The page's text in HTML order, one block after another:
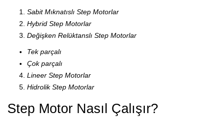
Sabit Mıknatıslı Step Motorlar
Hybrid Step Motorlar
Değişken Relüktanslı Step Motorlar
Tek parçalı
Çok parçalı
Lineer Step Motorlar
Hidrolik Step Motorlar
Step Motor Nasıl Çalışır?